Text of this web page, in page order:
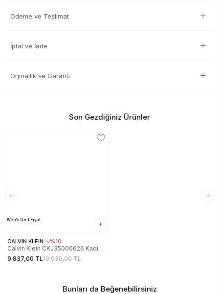
Ödeme ve Teslimat
İptal ve İade
Orjinallik ve Garanti
Son Gezdiğiniz Ürünler
Web'e Özel Fiyat
CALVIN KLEIN %10
Calvin Klein CKJ35000626 Kadın
Metalik Gri Kolye CKJ35000626
9.837,00 TL10.930,00 TL
Bunları da Beğenebilirsiniz